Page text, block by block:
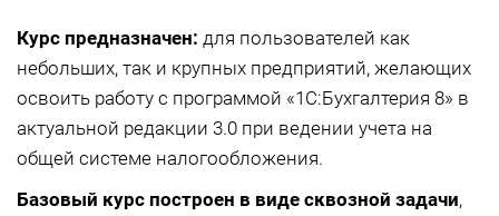
Курс предназначен: для пользователей как
небольших, так и крупных предприятий, желающих
освоить работу с программой «1С:Бухгалтерия 8» в
актуальной редакции 3.0 при ведении учета на
общей системе налогообложения.
Базовый курс построен в виде сквозной задачи,